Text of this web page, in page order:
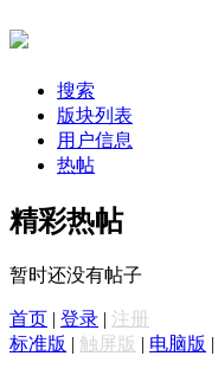
搜索
版块列表
用户信息
热帖
精彩热帖
暂时还没有帖子
首页 | 登录 | 注册
标准版 | 触屏版 | 电脑版 |